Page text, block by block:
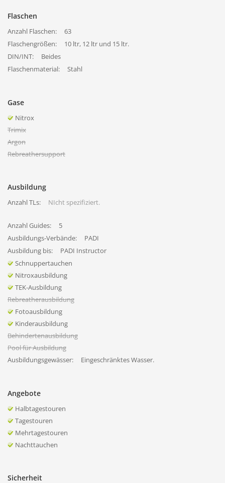
Flaschen
Anzahl Flaschen:
63
Flaschengrößen:
10 ltr, 12 ltr und 15 ltr.
DIN/INT:
Beides
Flaschenmaterial:
Stahl
Gase
Nitrox
Trimix
Argon
Rebreathersupport
Ausbildung
Anzahl TLs: NIcht spezifiziert.
Anzahl Guides:
5
Ausbildungs-Verbände:
PADI
Ausbildung bis:
PADI Instructor
Schnuppertauchen
Nitroxausbildung
TEK-Ausbildung
Rebreatherausbildung
Fotoausbildung
Kinderausbildung
Behindertenausbildung
Pool für Ausbildung
Ausbildungsgewässer:
Eingeschränktes Wasser.
Angebote
Halbtagestouren
Tagestouren
Mehrtagestouren
Nachttauchen
Sicherheit